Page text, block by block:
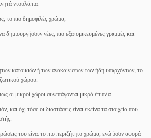
ντουλάπια.
το πιο δημοφιλές χρώμα,
δημιουργήσουν νέες, πιο εξατομικευμένες γραμμές και
κατοικιών ή των ανακαινίσεων των ήδη υπαρχόντων, το
ζωτικού χώρου.
οι μικροί χώροι συνεπάγονται μικρά έπιπλα.
και όχι τόσο οι διαστάσεις είναι εκείνα τα στοιχεία που
του είναι το πιο περιζήτητο χρώμα, ενώ όσον αφορά